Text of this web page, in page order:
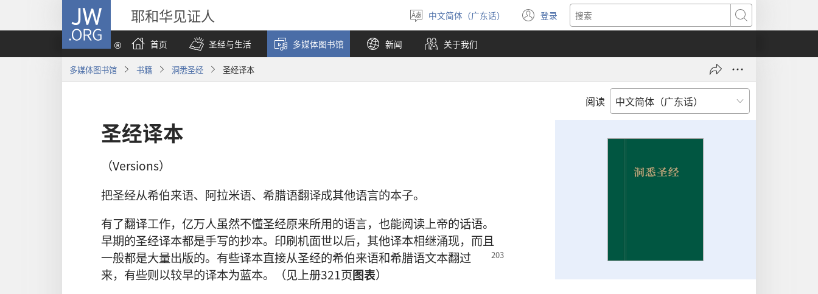
JW.ORG 耶和华见证人
选
择
语
言
中文简体（广东话） 登录
（打
开
窗
搜
索
首页
圣经与生活 多媒体图书馆 新闻 关于我们
多媒体图书馆 书籍 洞悉圣经 圣经译本
阅读
圣经译本
（Versions）
把圣经从希伯来语、阿拉米语、希腊语翻译成其他语言的本子。
有了翻译工作，亿万人虽然不懂圣经原来所用的语言，也能阅读上帝的话语。
早期的圣经译本都是手写的抄本。印刷机面世以后，其他译本相继涌现，而且
一般都是大量出版的。有些译本直接从圣经的希伯来语和希腊语文本翻过
来，有些则以较早的译本为蓝本。（见上册321页图表）